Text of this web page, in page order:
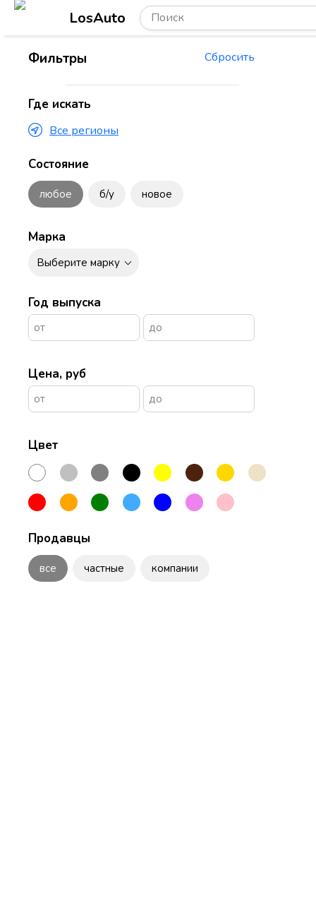
LosAuto
Фильтры Сбросить
Где искать
Все регионы
Состояние
любое б/у новое
Марка
Выберите марку
Год выпуска
Цена, руб
Цвет
Продавцы
все частные компании